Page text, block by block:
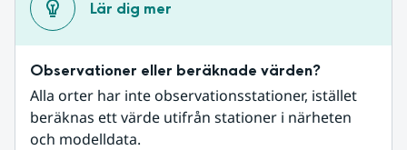
Lär dig mer
Observationer eller beräknade värden?
Alla orter har inte observationsstationer, istället
beräknas ett värde utifrån stationer i närheten
och modelldata.